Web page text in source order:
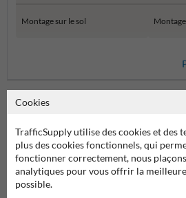
Montage sur le sol
Cookies
TrafficSupply utilise des cookies et des
plus des cookies fonctionnels, qui
fonctionner correctement, nous
analytiques pour vous offrir la
possible.